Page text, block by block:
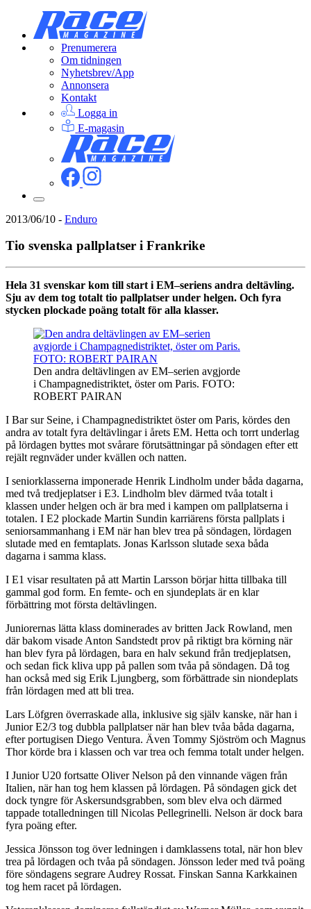
Prenumerera
Om tidningen
Nyhetsbrev/App
Annonsera
Kontakt
Logga in
E-magasin
2013/06/10 - Enduro
Tio svenska pallplatser i Frankrike
Hela 31 svenskar kom till start i EM–seriens andra deltävling.
Sju av dem tog totalt tio pallplatser under helgen. Och fyra
stycken plockade poäng totalt för alla klasser.
Den andra deltävlingen av EM–serien avgjorde
i Champagnedistriktet, öster om Paris. FOTO:
ROBERT PAIRAN
I Bar sur Seine, i Champagnedistriktet öster om Paris, kördes den
andra av totalt fyra deltävlingar i årets EM. Hetta och torrt underlag
på lördagen byttes mot svårare förutsättningar på söndagen efter ett
rejält regnväder under kvällen och natten.
I seniorklasserna imponerade Henrik Lindholm under båda dagarna,
med två tredjeplatser i E3. Lindholm blev därmed tvåa totalt i
klassen under helgen och är bra med i kampen om pallplatserna i
totalen. I E2 plockade Martin Sundin karriärens första pallplats i
seniorsammanhang i EM när han blev trea på söndagen, lördagen
slutade med en femtaplats. Jonas Karlsson slutade sexa båda
dagarna i samma klass.
I E1 visar resultaten på att Martin Larsson börjar hitta tillbaka till
gammal god form. En femte- och en sjundeplats är en klar
förbättring mot första deltävlingen.
Juniorernas lätta klass dominerades av britten Jack Rowland, men
där bakom visade Anton Sandstedt prov på riktigt bra körning när
han blev fyra på lördagen, bara en halv sekund från tredjeplatsen,
och sedan fick kliva upp på pallen som tvåa på söndagen. Då tog
han också med sig Erik Ljungberg, som förbättrade sin niondeplats
från lördagen med att bli trea.
Lars Löfgren överraskade alla, inklusive sig själv kanske, när han i
Junior E2/3 tog dubbla pallplatser när han blev tvåa båda dagarna,
efter portugisen Diego Ventura. Även Tommy Sjöström och Magnus
Thor körde bra i klassen och var trea och femma totalt under helgen.
I Junior U20 fortsatte Oliver Nelson på den vinnande vägen från
Italien, när han tog hem klassen på lördagen. På söndagen gick det
dock tyngre för Askersundsgrabben, som blev elva och därmed
tappade totalledningen till Nicolas Pellegrinelli. Nelson är dock bara
fyra poäng efter.
Jessica Jönsson tog över ledningen i damklassens total, när hon blev
trea på lördagen och tvåa på söndagen. Jönsson leder med två poäng
före söndagens segrare Audrey Rossat. Finskan Sanna Karkkainen
tog hem racet på lördagen.